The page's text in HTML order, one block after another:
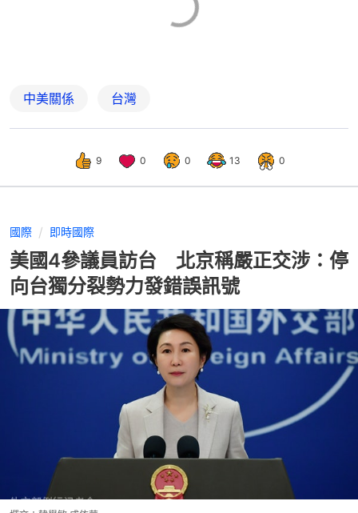
中美關係 台灣
9 0 0 13 0
國際 即時國際
美國4參議員訪台 北京稱嚴正交涉：停
向台獨分裂勢力發錯誤訊號